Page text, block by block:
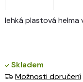
lehká plastová
Skladem
Možnosti doručení